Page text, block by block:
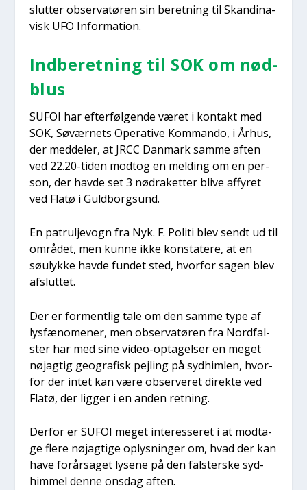
slut­ter obser­va­tø­ren sin beret­ning til Skan­di­na­
visk UFO Infor­ma­tion.
Ind­be­ret­ning til SOK om nød­
blus
SUFOI har efter­føl­gen­de været i kon­takt med
SOK, Søvær­nets Ope­ra­ti­ve Kom­man­do, i Århus,
der med­del­er, at JRCC Dan­mark sam­me aften
ved 22.20-tiden modt­og en mel­ding om en per­
son, der hav­de set 3 nødra­ket­ter bli­ve affy­ret
ved Fla­tø i Guld­borgs­und.
En patrul­je­vogn fra Nyk. F. Poli­ti blev sendt ud til
områ­det, men kun­ne ikke kon­sta­te­re, at en
søu­lyk­ke hav­de fun­det sted, hvor­for sagen blev
afslut­tet.
Der er for­ment­lig tale om den sam­me type af
lys­fæ­no­me­ner, men obser­va­tø­ren fra Nord­fal­
ster har med sine video-opta­gel­ser en meget
nøj­ag­tig geo­gra­fisk pej­ling på syd­him­len, hvor­
for der intet kan være obser­ve­ret direk­te ved
Fla­tø, der lig­ger i en anden ret­ning.
Der­for er SUFOI meget inter­es­se­ret i at mod­ta­
ge fle­re nøj­ag­ti­ge oplys­nin­ger om, hvad der kan
have for­år­sa­get lyse­ne på den falster­ske syd­
him­mel den­ne ons­dag aften.